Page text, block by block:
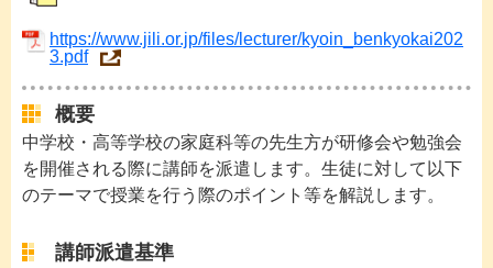
https://www.jili.or.jp/files/lecturer/kyoin_benkyokai202
3.pdf
概要
中学校・高等学校の家庭科等の先生方が研修会や勉強会
を開催される際に講師を派遣します。生徒に対して以下
のテーマで授業を行う際のポイント等を解説します。
講師派遣基準